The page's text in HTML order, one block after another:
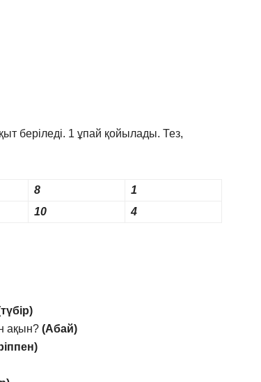
беріледі. 1 ұпай қойылады. Тез,
8
1
10 4
ақын? (Абай)